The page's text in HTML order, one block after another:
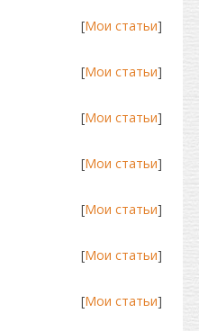
[Мои статьи]
[Мои статьи]
[Мои статьи]
[Мои статьи]
[Мои статьи]
[Мои статьи]
[Мои статьи]